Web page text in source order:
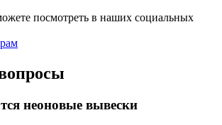
посмотреть в наших социальных
неоновые вывески